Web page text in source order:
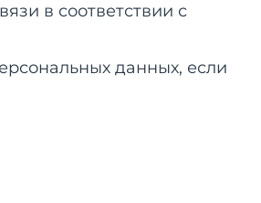
в соответствии с
данных, если